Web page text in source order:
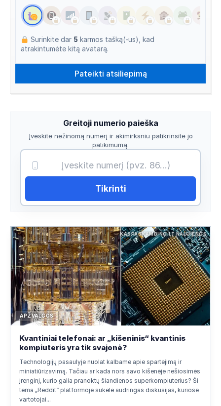
Surinkite dar 5 karmos tašką(-us), kad
atrakintumėte kitą avatarą.
Greitoji numerio paieška
Įveskite nežinomą numerį ir akimirksniu patikrinsite jo
patikimumą.
Tikrinti
KASPASKAMBINO.LT NAUJIENOS
APŽVALGOS
Kvantiniai telefonai: ar „kišeninis“ kvantinis
kompiuteris yra tik svajonė?
Technologijų pasaulyje nuolat kalbame apie spartėjimą ir
miniatiūrizavimą. Tačiau ar kada nors savo kišenėje nešiosimės
įrenginį, kurio galia pranoktų šiandienos superkompiuterius? Ši
tema „Reddit“ platformoje sukėlė audringas diskusijas, kuriose
vartotojai...